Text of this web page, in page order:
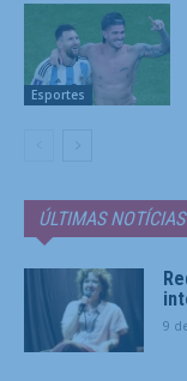
Esportes
ÚLTIMAS NOTÍCIAS
9